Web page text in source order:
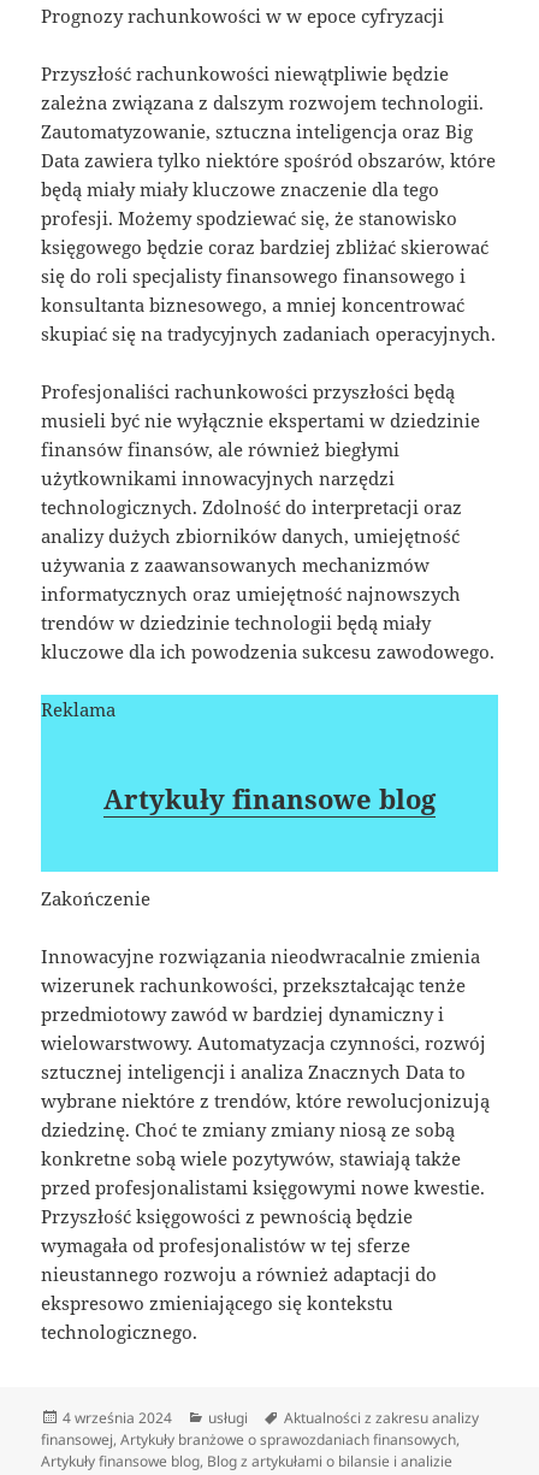
Prognozy rachunkowości w w epoce cyfryzacji
Przyszłość rachunkowości niewątpliwie będzie
zależna związana z dalszym rozwojem technologii.
Zautomatyzowanie, sztuczna inteligencja oraz Big
Data zawiera tylko niektóre spośród obszarów, które
będą miały miały kluczowe znaczenie dla tego
profesji. Możemy spodziewać się, że stanowisko
księgowego będzie coraz bardziej zbliżać skierować
się do roli specjalisty finansowego finansowego i
konsultanta biznesowego, a mniej koncentrować
skupiać się na tradycyjnych zadaniach operacyjnych.
Profesjonaliści rachunkowości przyszłości będą
musieli być nie wyłącznie ekspertami w dziedzinie
finansów finansów, ale również biegłymi
użytkownikami innowacyjnych narzędzi
technologicznych. Zdolność do interpretacji oraz
analizy dużych zbiorników danych, umiejętność
używania z zaawansowanych mechanizmów
informatycznych oraz umiejętność najnowszych
trendów w dziedzinie technologii będą miały
kluczowe dla ich powodzenia sukcesu zawodowego.
Reklama
Artykuły finansowe blog
Zakończenie
Innowacyjne rozwiązania nieodwracalnie zmienia
wizerunek rachunkowości, przekształcając tenże
przedmiotowy zawód w bardziej dynamiczny i
wielowarstwowy. Automatyzacja czynności, rozwój
sztucznej inteligencji i analiza Znacznych Data to
wybrane niektóre z trendów, które rewolucjonizują
dziedzinę. Choć te zmiany zmiany niosą ze sobą
konkretne sobą wiele pozytywów, stawiają także
przed profesjonalistami księgowymi nowe kwestie.
Przyszłość księgowości z pewnością będzie
wymagała od profesjonalistów w tej sferze
nieustannego rozwoju a również adaptacji do
ekspresowo zmieniającego się kontekstu
technologicznego.
Data
publikacji
4 września 2024 Kategorie
usługi Tagi
Aktualności z zakresu analizy
finansowej,Artykuły branżowe o sprawozdaniach finansowych,
Artykuły finansowe blog, Blog z artykułami o bilansie i analizie